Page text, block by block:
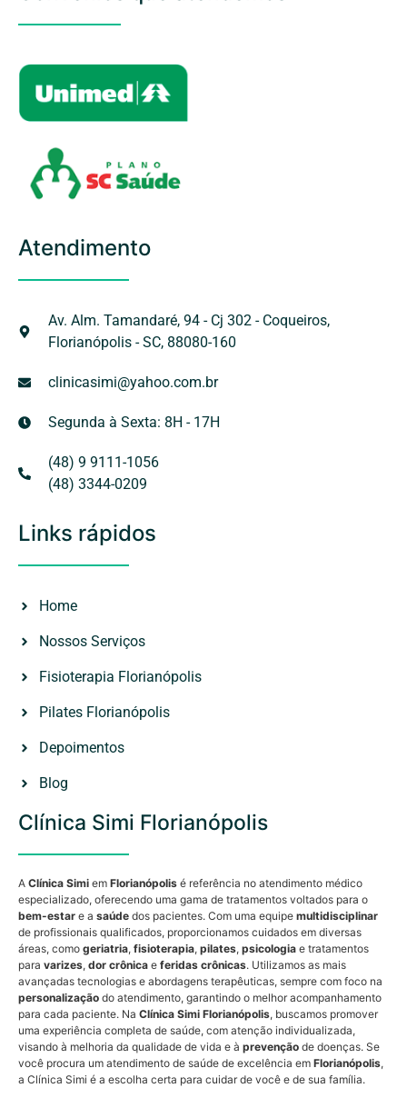
Atendimento
Av. Alm. Tamandaré, 94 - Cj 302 - Coqueiros,
Florianópolis - SC, 88080-160
clinicasimi@yahoo.com.br
Segunda à Sexta: 8H - 17H
(48) 9 9111-1056
(48) 3344-0209
Links rápidos
Home
Nossos Serviços
Fisioterapia Florianópolis
Pilates Florianópolis
Depoimentos
Blog
Clínica Simi Florianópolis
A Clínica Simi em Florianópolis é referência no atendimento médico
especializado, oferecendo uma gama de tratamentos voltados para o
bem-estar e a saúde dos pacientes. Com uma equipe multidisciplinar
de profissionais qualificados, proporcionamos cuidados em diversas
áreas, como geriatria, fisioterapia, pilates, psicologia e tratamentos
para varizes, dor crônica e feridas crônicas. Utilizamos as mais
avançadas tecnologias e abordagens terapêuticas, sempre com foco na
personalização do atendimento, garantindo o melhor acompanhamento
para cada paciente. Na Clínica Simi Florianópolis, buscamos promover
uma experiência completa de saúde, com atenção individualizada,
visando à melhoria da qualidade de vida e à prevenção de doenças. Se
você procura um atendimento de saúde de excelência em Florianópolis,
a Clínica Simi é a escolha certa para cuidar de você e de sua família.